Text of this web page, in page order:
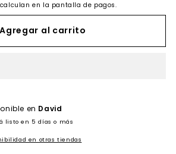
en la pantalla de pagos.
Agregar al carrito
en David
listo en 5 días o más
en otras tiendas